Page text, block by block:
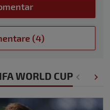
(4)
WORLD CUP